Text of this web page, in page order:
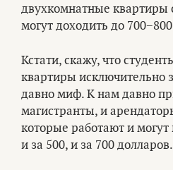
двухкомнатные
могут доходить до
Кстати, скажу, что
квартиры исключительно
давно миф. К нам давно
магистранты, и
которые работают и могут
и за 500, и за 700 долларов.